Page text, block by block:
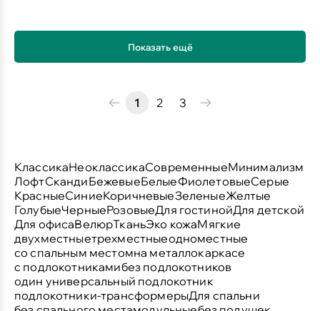
Показать ещё
1 2 3
КлассикаНеоклассикаСовременныеМинимализм
ЛофтСкандиБежевыеБелыеФиолетовыеСерые
КрасныеСиниеКоричневыеЗеленыеЖелтые
ГолубыеЧерныеРозовыеДля гостинойДля детской
Для офисаВелюрТканьЭко кожаМягкие
двухместныетрехместныеодноместные
со спальным местомна металлокаркасе
с подлокотникамибез подлокотников
один универсальный подлокотник
подлокотники-трансформерыДля спальни